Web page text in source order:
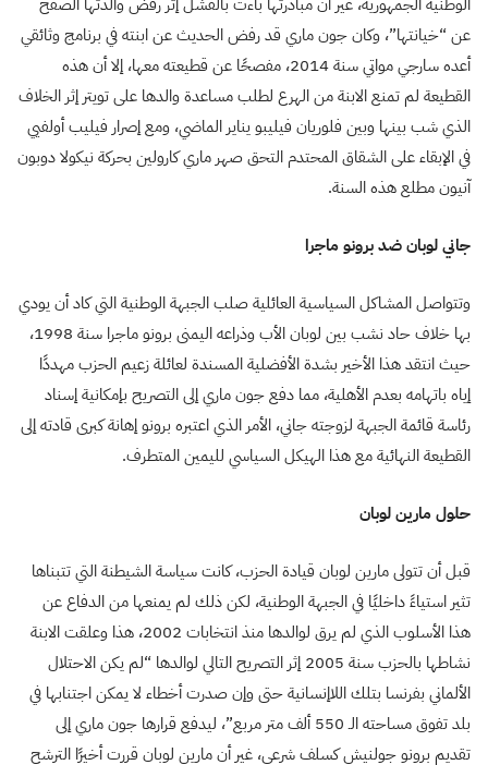
عن “خيانتها”، وكان جون ماري قد رفض الحديث عن ابنته في برنامج وثائقي
أعده سارجي مواتي سنة 2014، مفصحًا عن قطيعته معها، إلا أن هذه
القطيعة لم تمنع الابنة من الهرع لطلب مساعدة والدها على تويتر إثر الخلاف
الذي شب بينها وبين فلوريان فيليبو يناير الماضي، ومع إصرار فيليب أولفيي
في الإبقاء على الشقاق المحتدم التحق صهر ماري كارولين بحركة نيكولا دوبون
آنيون مطلع هذه السنة.
جاني لوبان ضد برونو ماجرا
وتتواصل المشاكل السياسية العائلية صلب الجبهة الوطنية التي كاد أن يودي
بها خلاف حاد نشب بين لوبان الأب وذراعه اليمنى برونو ماجرا سنة 1998،
حيث انتقد هذا الأخير بشدة الأفضلية المسندة لعائلة زعيم الحزب مهددًا
إياه باتهامه بعدم الأهلية، مما دفع جون ماري إلى التصريح بإمكانية إسناد
رئاسة قائمة الجبهة لزوجته جاني، الأمر الذي اعتبره برونو إهانة كبرى قادته إلى
القطيعة النهائية مع هذا الهيكل السياسي لليمين المتطرف.
حلول مارين لوبان
قبل أن تتولى مارين لوبان قيادة الحزب، كانت سياسة الشيطنة التي تتبناها
تثير استياءً داخليًا في الجبهة الوطنية، لكن ذلك لم يمنعها من الدفاع عن
هذا الأسلوب الذي لم يرق لوالدها منذ انتخابات 2002، هذا وعلقت الابنة
نشاطها بالحزب سنة 2005 إثر التصريح التالي لوالدها “لم يكن الاحتلال
الألماني بفرنسا بتلك اللاإنسانية حتى وإن صدرت أخطاء لا يمكن اجتنابها في
بلد تفوق مساحته الـ 550 ألف متر مربع”، ليدفع قرارها جون ماري إلى
تقديم برونو جولنيش كسلف شرعي، غير أن مارين لوبان قررت أخيرًا الترشح